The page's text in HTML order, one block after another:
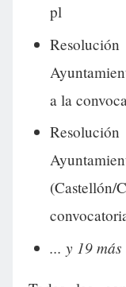
pl
a la
... y 19 más